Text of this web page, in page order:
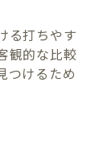
る打ちやす
観的な比較
つけるため